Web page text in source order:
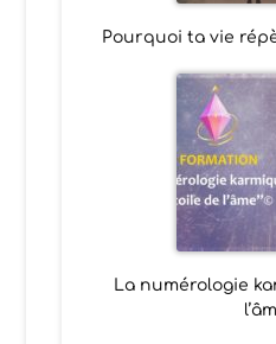
Pourquoi ta vie
La numérologie